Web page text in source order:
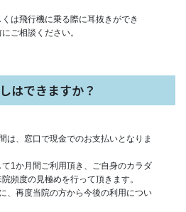
は飛行機に乗る際に耳抜きができ
ご相談ください。
はできますか？
は、窓口で現金でのお支払いとなりま
1か月間ご利用頂き、ご自身のカラダ
頻度の見極めを行って頂きます。
、再度当院の方から今後の利用につい